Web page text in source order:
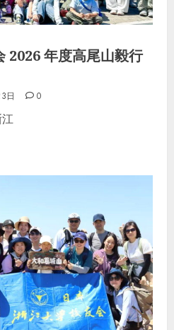
2026 年度高尾山毅行
日 0